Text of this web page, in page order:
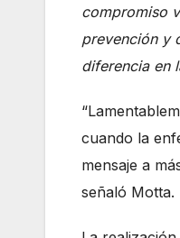
compromiso
prevención y
diferencia en
cuando la
mensaje a
señaló Motta.